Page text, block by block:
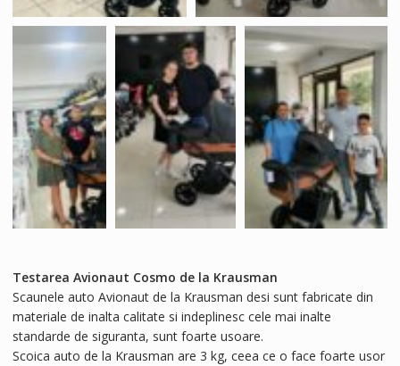
Testarea Avionaut Cosmo de la Krausman
Scaunele auto Avionaut de la Krausman desi sunt fabricate din
materiale de inalta calitate si indeplinesc cele mai inalte
standarde de siguranta, sunt foarte usoare.
Scoica auto de la Krausman are 3 kg, ceea ce o face foarte usor